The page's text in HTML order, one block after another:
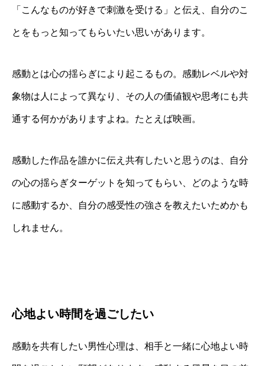
「こんなものが好きで刺激を受ける」と伝え、自分のこ
とをもっと知ってもらいたい思いがあります。
感動とは心の揺らぎにより起こるもの。感動レベルや対
象物は人によって異なり、その人の価値観や思考にも共
通する何かがありますよね。たとえば映画。
感動した作品を誰かに伝え共有したいと思うのは、自分
の心の揺らぎターゲットを知ってもらい、どのような時
に感動するか、自分の感受性の強さを教えたいためかも
しれません。
心地よい時間を過ごしたい
感動を共有したい男性心理は、相手と一緒に心地よい時